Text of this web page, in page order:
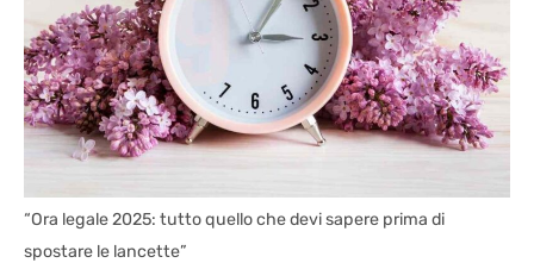
“Ora legale 2025: tutto quello che devi sapere prima di
spostare le lancette”